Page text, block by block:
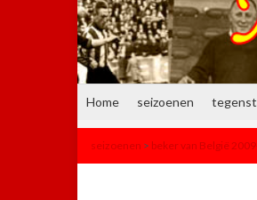
Home seizoenen
seizoenen > beker van België